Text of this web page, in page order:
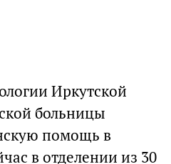
Иркутской
больницы
помощь в
в отделении из 30